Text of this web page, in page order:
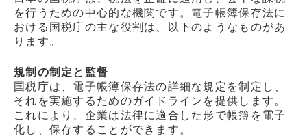
を行うための中心的な機関です。電子帳簿保存法に
おける国税庁の主な役割は、以下のようなものがあ
ります。
規制の制定と監督
国税庁は、電子帳簿保存法の詳細な規定を制定し、
それを実施するためのガイドラインを提供します。
これにより、企業は法律に適合した形で帳簿を電子
化し、保存することができます。